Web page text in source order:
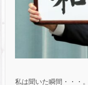
私は聞いた瞬間・・・。